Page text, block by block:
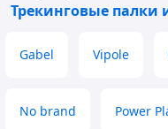
Трекинговые палки
Gabel Vipole
No brand Power